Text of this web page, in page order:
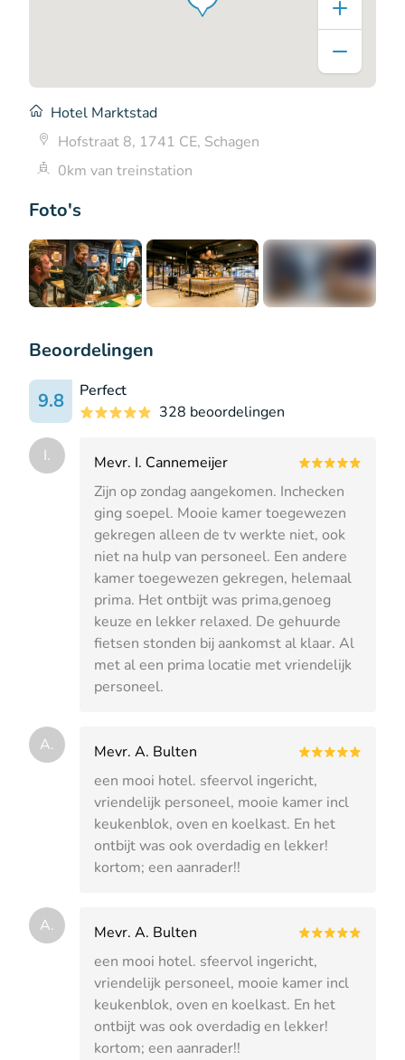
Foto's
Beoordelingen
9.8
Perfect
328 beoordelingen
I.
Mevr. I. Cannemeijer
Zijn op zondag aangekomen. Inchecken
ging soepel. Mooie kamer toegewezen
gekregen alleen de tv werkte niet, ook
niet na hulp van personeel. Een andere
kamer toegewezen gekregen, helemaal
prima. Het ontbijt was prima,genoeg
keuze en lekker relaxed. De gehuurde
fietsen stonden bij aankomst al klaar. Al
met al een prima locatie met vriendelijk
personeel.
A.
Mevr. A. Bulten
een mooi hotel. sfeervol ingericht,
vriendelijk personeel, mooie kamer incl
keukenblok, oven en koelkast. En het
ontbijt was ook overdadig en lekker!
kortom; een aanrader!!
A.
Mevr. A. Bulten
een mooi hotel. sfeervol ingericht,
vriendelijk personeel, mooie kamer incl
keukenblok, oven en koelkast. En het
ontbijt was ook overdadig en lekker!
kortom; een aanrader!!
Hotel Marktstad
Hofstraat 8, 1741 CE, Schagen
0km van treinstation